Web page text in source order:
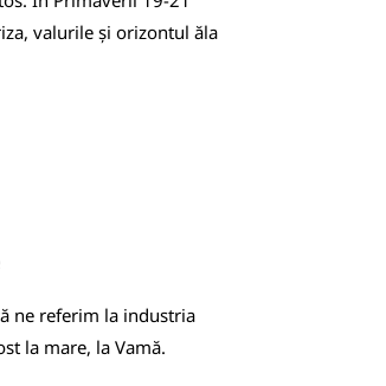
valurile și orizontul ăla
ne referim la industria
la mare, la Vamă.